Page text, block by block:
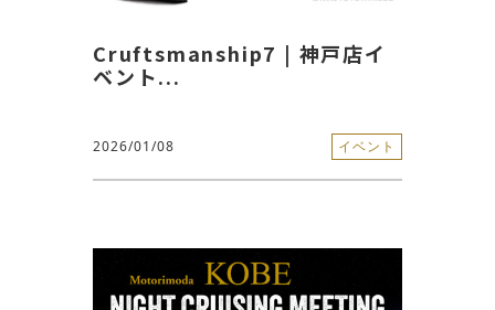
Cruftsmanship7 | 神戸店イ
ベント...
2026/01/08 イベント